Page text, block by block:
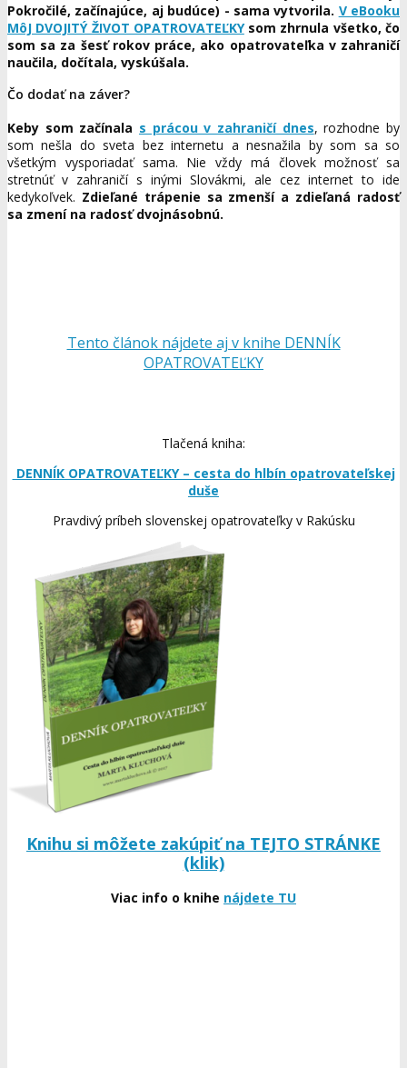
Pokročilé, začínajúce, aj budúce) - sama vytvorila. V eBooku
MôJ DVOJITÝ ŽIVOT OPATROVATEĽKYsom zhrnula všetko, čo
som sa za šesť rokov práce, ako opatrovateľka v zahraničí
naučila, dočítala, vyskúšala.
Čo dodať na záver?
Keby som začínala s prácou v zahraničí dnes, rozhodne by
som nešla do sveta bez internetu a nesnažila by som sa so
všetkým vysporiadať sama. Nie vždy má človek možnosť sa
stretnúť v zahraničí s inými Slovákmi, ale cez internet to ide
kedykoľvek. Zdieľané trápenie sa zmenší a zdieľaná radosť
sa zmení na radosť dvojnásobnú.
Tento článok nájdete aj v knihe DENNÍK
OPATROVATEĽKY
Tlačená kniha:
DENNÍK OPATROVATEĽKY – cesta do hlbín opatrovateľskej
duše
Pravdivý príbeh slovenskej opatrovateľky v Rakúsku
Knihu si môžete zakúpiť na TEJTO STRÁNKE
(klik)
Viac info o knihe nájdete TU